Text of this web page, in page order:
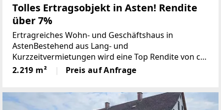
Tolles Ertragsobjekt in Asten! Rendite
über 7%
Ertragreiches Wohn- und Geschäftshaus in
AstenBestehend aus Lang- und
Kurzzeitvermietungen wird eine Top Rendite von ca.
7 % erzielt.Im EG befinden sich langjährige
gewerbliche Mieter und im 1. OG werden Zimmer
2.219 m² Preis auf Anfrage